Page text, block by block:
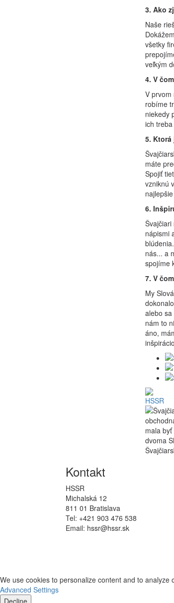
3. Ako
Naše
všetky
veľkým
4. V
V prvom
robíme
niekedy
ich
5.
máte
Spojiť
vzniknú
6.
nápismi
nás... a
spojíme
7. V
My
alebo
nám to
áno,
Kontakt
HSSR
Michalská 12
811 01 Bratislava
Tel: +421 903 476 538
Email: hssr@hssr.sk
We use cookies to personalize content and to
Advanced Settings
Decline